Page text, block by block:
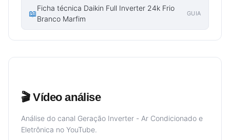
📖
Ficha técnica Daikin Full Inverter 24k Frio
Branco Marfim
GUIA
🎬 Vídeo análise
Análise do canal Geração Inverter - Ar Condicionado e
Eletrônica no YouTube.